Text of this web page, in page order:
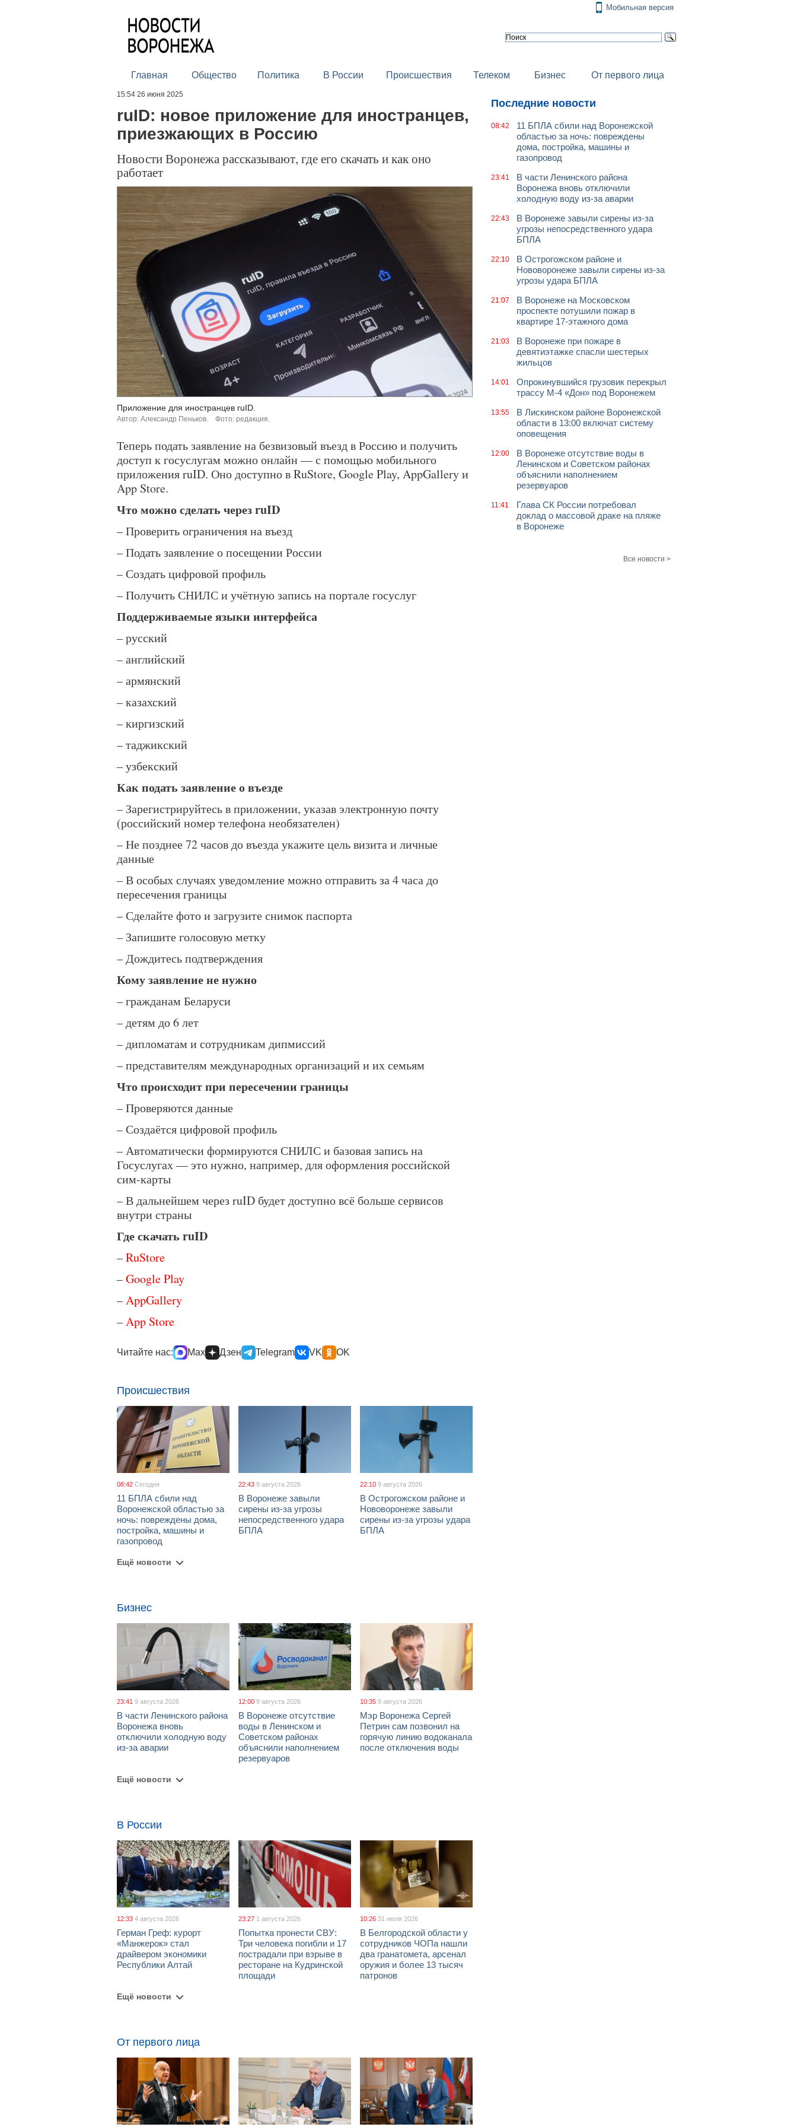
Мобильная версия
Главная Общество Политика В России Происшествия Телеком Бизнес От первого лица
15:54 26 июня 2025
ruID: новое приложение для иностранцев,
приезжающих в Россию
Новости Воронежа рассказывают, где его скачать и как оно
работает
Приложение для иностранцев ruID.
Автор: Александр Пеньков. Фото: редакция.
Теперь подать заявление на безвизовый въезд в Россию и получить
доступ к госуслугам можно онлайн — с помощью мобильного
приложения ruID. Оно доступно в RuStore, Google Play, AppGallery и
App Store.
Что можно сделать через ruID
– Проверить ограничения на въезд
– Подать заявление о посещении России
– Создать цифровой профиль
– Получить СНИЛС и учётную запись на портале госуслуг
Поддерживаемые языки интерфейса
– русский
– английский
– армянский
– казахский
– киргизский
– таджикский
– узбекский
Как подать заявление о въезде
– Зарегистрируйтесь в приложении, указав электронную почту
(российский номер телефона необязателен)
– Не позднее 72 часов до въезда укажите цель визита и личные
данные
– В особых случаях уведомление можно отправить за 4 часа до
пересечения границы
– Сделайте фото и загрузите снимок паспорта
– Запишите голосовую метку
– Дождитесь подтверждения
Кому заявление не нужно
– гражданам Беларуси
– детям до 6 лет
– дипломатам и сотрудникам дипмиссий
– представителям международных организаций и их семьям
Что происходит при пересечении границы
– Проверяются данные
– Создаётся цифровой профиль
– Автоматически формируются СНИЛС и базовая запись на
Госуслугах — это нужно, например, для оформления российской
сим-карты
– В дальнейшем через ruID будет доступно всё больше сервисов
внутри страны
Где скачать ruID
–RuStore
–Google Play
–AppGallery
–App Store
Читайте нас: Max Дзен Telegram VK OK
Происшествия
08:42 Сегодня
11 БПЛА сбили над
Воронежской областью за
ночь: повреждены дома,
постройка, машины и
газопровод
22:43 9 августа 2026
В Воронеже завыли
сирены из-за угрозы
непосредственного удара
БПЛА
22:10 9 августа 2026
В Острогожском районе и
Нововоронеже завыли
сирены из-за угрозы удара
БПЛА
Ещё новости
Бизнес
23:41 9 августа 2026
В части Ленинского района
Воронежа вновь
отключили холодную воду
из-за аварии
12:00 9 августа 2026
В Воронеже отсутствие
воды в Ленинском и
Советском районах
объяснили наполнением
резервуаров
10:35 9 августа 2026
Мэр Воронежа Сергей
Петрин сам позвонил на
горячую линию водоканала
после отключения воды
Ещё новости
В России
12:33 4 августа 2026
Герман Греф: курорт
«Манжерок» стал
драйвером экономики
Республики Алтай
23:27 1 августа 2026
Попытка пронести СВУ:
Три человека погибли и 17
пострадали при взрыве в
ресторане на Кудринской
площади
10:26 31 июля 2026
В Белгородской области у
сотрудников ЧОПа нашли
два гранатомета, арсенал
оружия и более 13 тысяч
патронов
Ещё новости
От первого лица
Последние новости
08:42
11 БПЛА сбили над Воронежской
областью за ночь: повреждены
дома, постройка, машины и
газопровод
23:41
В части Ленинского района
Воронежа вновь отключили
холодную воду из-за аварии
22:43
В Воронеже завыли сирены из-за
угрозы непосредственного удара
БПЛА
22:10
В Острогожском районе и
Нововоронеже завыли сирены из-за
угрозы удара БПЛА
21:07
В Воронеже на Московском
проспекте потушили пожар в
квартире 17-этажного дома
21:03
В Воронеже при пожаре в
девятиэтажке спасли шестерых
жильцов
14:01
Опрокинувшийся грузовик перекрыл
трассу М-4 «Дон» под Воронежем
13:55
В Лискинском районе Воронежской
области в 13:00 включат систему
оповещения
12:00
В Воронеже отсутствие воды в
Ленинском и Советском районах
объяснили наполнением
резервуаров
11:41
Глава СК России потребовал
доклад о массовой драке на пляже
в Воронеже
Все новости >